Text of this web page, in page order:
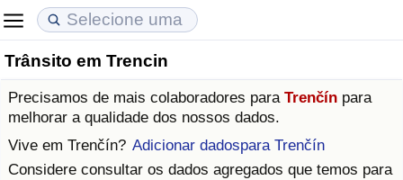
Trânsito em Trencin
Precisamos de mais colaboradores para Trenčín para
melhorar a qualidade dos nossos dados.
Vive em Trenčín? Adicionar dadospara Trenčín
Considere consultar os dados agregados que temos para
Custo de Vida
Indicador de Custo de Vida (Atual)
Indicador de Custo de Vida
Preços de Imóveis
Indicador de Preços de Imóveis (Atual)
Indicador de Preços de Imóveis
Qualidade de Vida
Indicador de Qualidade de Vida
Indicador de Qualidade de Vida (Atual)